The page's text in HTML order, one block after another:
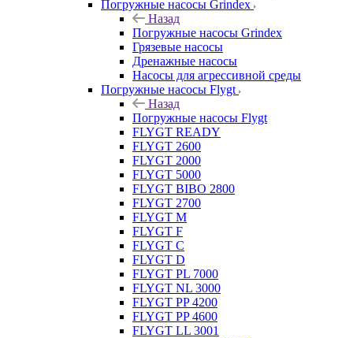
Погружные насосы Grindex
Назад
Погружные насосы Grindex
Грязевые насосы
Дренажные насосы
Насосы для агрессивной среды
Погружные насосы Flygt
Назад
Погружные насосы Flygt
FLYGT READY
FLYGT 2600
FLYGT 2000
FLYGT 5000
FLYGT BIBO 2800
FLYGT 2700
FLYGT M
FLYGT F
FLYGT C
FLYGT D
FLYGT PL 7000
FLYGT NL 3000
FLYGT PP 4200
FLYGT PP 4600
FLYGT LL 3001